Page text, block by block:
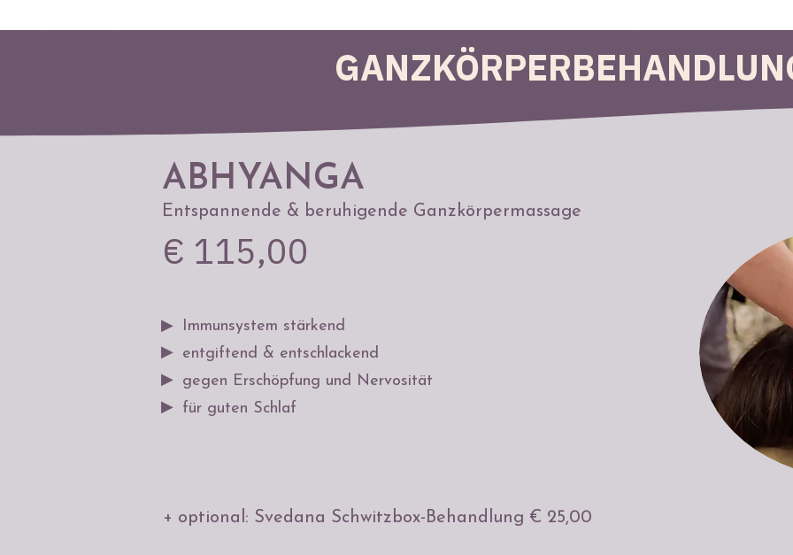
GANZKÖRPER
ABHYANGA
Entspannende & beruhigende Ganzkörpermassage
€ 115,00
Immunsystem stärkend
entgiftend & entschlackend
gegen Erschöpfung und Nervosität
für guten Schlaf
▶
▶
▶
▶
+ optional: Svedana Schwitzbox-Behandlung € 25,00